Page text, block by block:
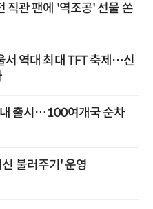
직관 팬에 '역조공' 선물 쏜
서 역대 최대 TFT 축제…신
출시…100여개국 순차
불러주기' 운영